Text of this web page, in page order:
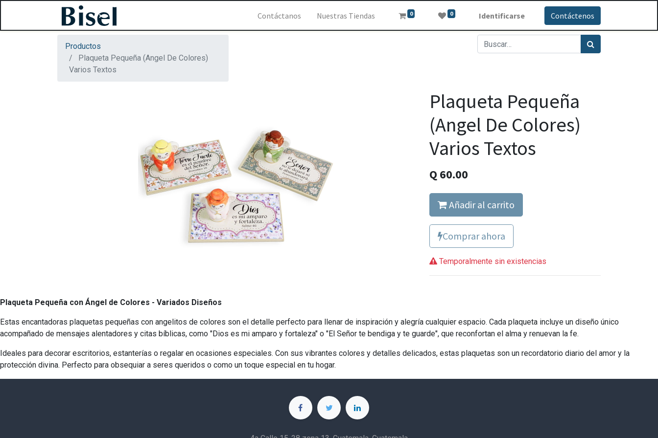
Contáctanos Nuestras Tiendas 0 0 Identificarse Contáctenos
Productos
Plaqueta Pequeña (Angel De Colores)
Varios Textos
Plaqueta Pequeña
(Angel De Colores)
Varios Textos
Q 60.00
Añadir al carrito
Comprar ahora
Temporalmente sin existencias
Plaqueta Pequeña con Ángel de Colores - Variados Diseños
Estas encantadoras plaquetas pequeñas con angelitos de colores son el detalle perfecto para llenar de inspiración y alegría cualquier espacio. Cada plaqueta incluye un diseño único
acompañado de mensajes alentadores y citas bíblicas, como "Dios es mi amparo y fortaleza" o "El Señor te bendiga y te guarde", que reconfortan el alma y renuevan la fe.
Ideales para decorar escritorios, estanterías o regalar en ocasiones especiales. Con sus vibrantes colores y detalles delicados, estas plaquetas son un recordatorio diario del amor y la
protección divina. Perfecto para obsequiar a seres queridos o como un toque especial en tu hogar.